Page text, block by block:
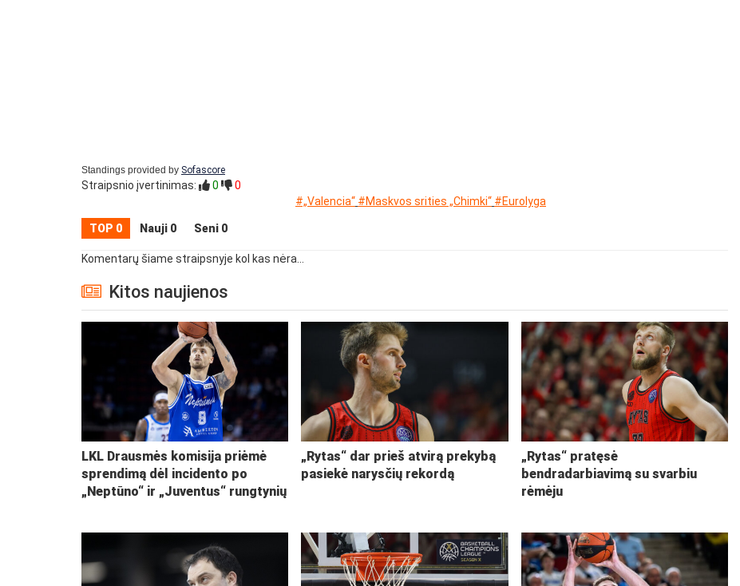
Standings provided by Sofascore
Straipsnio įvertinimas: 0
0
#„Valencia“ #Maskvos srities „Chimki“ #Eurolyga
TOP 0 Nauji 0 Seni 0
Komentarų šiame straipsnyje kol kas nėra...
Kitos naujienos
LKL Drausmės komisija priėmė
sprendimą dėl incidento po
„Neptūno“ ir „Juventus“ rungtynių
„Rytas“ dar prieš atvirą prekybą
pasiekė narysčių rekordą
„Rytas“ pratęsė
bendradarbiavimą su svarbiu
rėmėju